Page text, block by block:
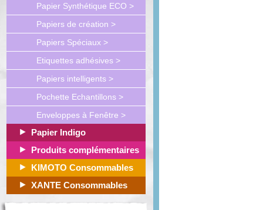
Papier Synthétique ECO >
Papiers de création >
Papiers Spéciaux >
Etiquettes adhésives >
Papiers intelligents >
Pochette Echantillons >
Enveloppes à Fenêtre >
Papier Indigo
Produits complémentaires
KIMOTO Consommables
XANTE Consommables